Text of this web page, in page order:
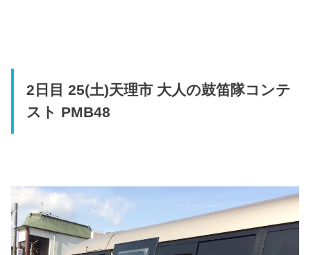
2日目 25(土)天理市 大人の鼓笛隊コンテ
スト PMB48